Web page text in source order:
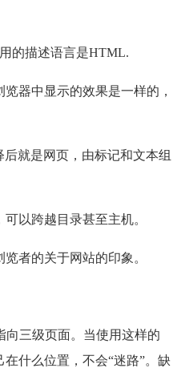
的描述语言是HTML.
器中显示的效果是一样的，
就是网页，由标记和文本组
以跨越目录甚至主机。
者的关于网站的印象。
向三级页面。当使用这样的
什么位置，不会“迷路”。缺